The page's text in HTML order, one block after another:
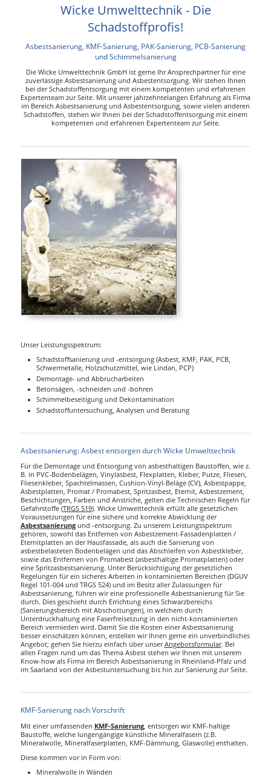
Wicke Umwelttechnik - Die
Schadstoffprofis!
Asbestsanierung, KMF-Sanierung, PAK-Sanierung, PCB-Sanierung
und Schimmelsanierung
Die Wicke Umwelttechnik GmbH ist gerne Ihr Ansprechpartner für eine
zuverlässige Asbestsanierung und Asbestentsorgung. Wir stehen Ihnen
bei der Schadstoffentsorgung mit einem kompetenten und erfahrenen
Expertenteam zur Seite. Mit unserer jahrzehntelangen Erfahrung als Firma
im Bereich Asbestsanierung und Asbestentsorgung, sowie vielen anderen
Schadstoffen, stehen wir Ihnen bei der Schadstoffentsorgung mit einem
kompetenten und erfahrenen Expertenteam zur Seite.
Unser Leistungsspektrum:
Schadstoffsanierung und -entsorgung (Asbest, KMF, PAK, PCB,
Schwermetalle, Holzschutzmittel, wie Lindan, PCP)
Demontage- und Abbrucharbeiten
Betonsägen, -schneiden und -bohren
Schimmelbeseitigung und Dekontamination
Schadstoffuntersuchung, Analysen und Beratung
Asbestsanierung: Asbest entsorgen durch Wicke Umwelttechnik
Für die Demontage und Entsorgung von asbesthaltigen Baustoffen, wie z.
B. in PVC-Bodenbelägen, Vinylasbest, Flexplatten, Kleber, Putze, Fliesen,
Fliesenkleber, Spachtelmassen, Cushion-Vinyl-Beläge (CV), Asbestpappe,
Asbestplatten, Promat / Promabest, Spritzasbest, Eternit, Asbestzement,
Beschichtungen, Farben und Anstriche, gelten die Technischen Regeln für
Gefahrstoffe (TRGS 519). Wicke Umwelttechnik erfüllt alle gesetzlichen
Voraussetzungen für eine sichere und korrekte Abwicklung der
Asbestsanierungund -entsorgung. Zu unserem Leistungsspektrum
gehören, sowohl das Entfernen von Asbestzement-Fassadenplatten /
Eternitplatten an der Hausfassade, als auch die Sanierung von
asbestbelasteten Bodenbelägen und das Abschleifen von Asbestkleber,
sowie das Entfernen von Promabest (asbesthaltige Promatplatten) oder
eine Spritzasbestsanierung. Unter Berücksichtigung der gesetzlichen
Regelungen für ein sicheres Arbeiten in kontaminierten Bereichen (DGUV
Regel 101-004 und TRGS 524) und im Besitz aller Zulassungen für
Asbestsanierung, führen wir eine professionelle Asbestsanierung für Sie
durch. Dies geschieht durch Errichtung eines Schwarzbereichs
(Sanierungsbereich mit Abschottungen), in welchem durch
Unterdruckhaltung eine Faserfreisetzung in den nicht-kontaminierten
Bereich vermieden wird. Damit Sie die Kosten einer Asbestsanierung
besser einschätzen können, erstellen wir Ihnen gerne ein unverbindliches
Angebot; gehen Sie hierzu einfach über unserAngebotsformular. Bei
allen Fragen rund um das Thema Asbest stehen wir Ihnen mit unserem
Know-how als Firma im Bereich Asbestsanierung in Rheinland-Pfalz und
im Saarland von der Asbestuntersuchung bis hin zur Sanierung zur Seite.
KMF-Sanierung nach Vorschrift
Mit einer umfassenden KMF-Sanierung, entsorgen wir KMF-haltige
Baustoffe, welche lungengängige künstliche Mineralfasern (z.B.
Mineralwolle, Mineralfaserplatten, KMF-Dämmung, Glaswolle) enthalten.
Diese kommen vor in Form von:
Mineralwolle in Wänden